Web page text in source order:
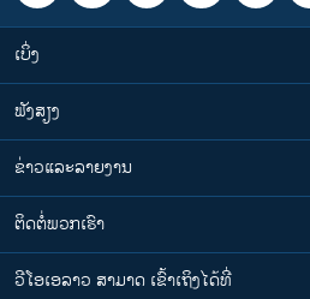
ເບິ່ງ
ຟັງສຽງ
ຂ່າວແລະລາຍງານ
ຕິດຕໍ່ພວກເຮົາ
ວີໂອເອລາວ ສາມາດ ເຂົ້າເຖິງໄດ້ທີ່